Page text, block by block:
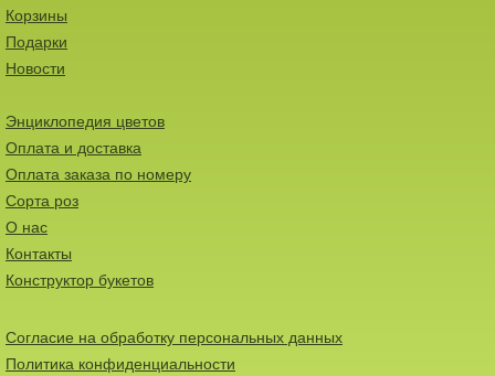
Корзины
Подарки
Новости
Энциклопедия цветов
Оплата и доставка
Оплата заказа по номеру
Сорта роз
О нас
Контакты
Конструктор букетов
Согласие на обработку персональных данных
Политика конфиденциальности